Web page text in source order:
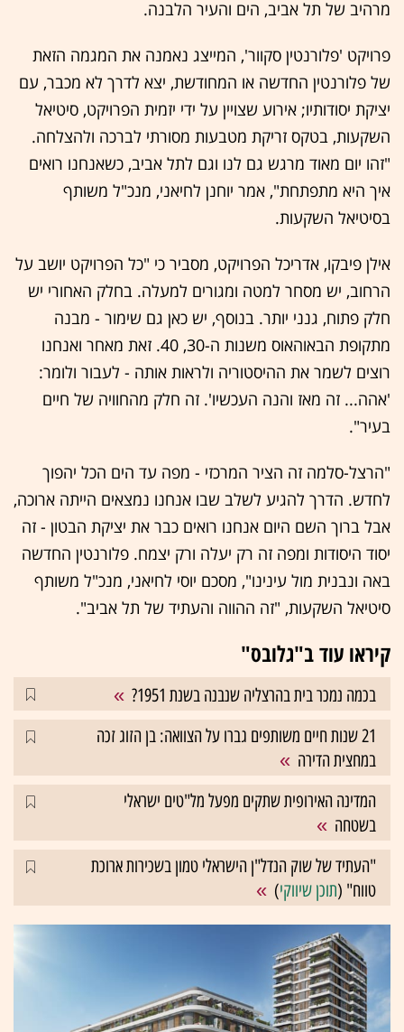
מרהיב של תל אביב, הים והעיר הלבנה.
פרויקט 'פלורנטין סקוור', המייצג נאמנה את המגמה הזאת
של פלורנטין החדשה או המחודשת, יצא לדרך לא מכבר, עם
יציקת יסודותיו; אירוע שצויין על ידי יזמית הפרויקט, סיטיאל
השקעות, בטקס זריקת מטבעות מסורתי לברכה ולהצלחה.
"זהו יום מאוד מרגש גם לנו וגם לתל אביב, כשאנחנו רואים
איך היא מתפתחת", אמר יוחנן לחיאני, מנכ"ל משותף
בסיטיאל השקעות.
אילן פיבקו, אדריכל הפרויקט, מסביר כי "כל הפרויקט יושב על
הרחוב, יש מסחר למטה ומגורים למעלה. בחלק האחורי יש
חלק פתוח, גנני יותר. בנוסף, יש כאן גם שימור - מבנה
מתקופת הבאוהאוס משנות ה-30, 40. זאת מאחר ואנחנו
רוצים לשמר את ההיסטוריה ולראות אותה - לעבור ולומר:
'אהה... זה מאז והנה העכשיו'. זה חלק מהחוויה של חיים
בעיר".
"הרצל-סלמה זה הציר המרכזי - מפה עד הים הכל יהפוך
לחדש. הדרך להגיע לשלב שבו אנחנו נמצאים הייתה ארוכה,
אבל ברוך השם היום אנחנו רואים כבר את יציקת הבטון - זה
יסוד היסודות ומפה זה רק יעלה ורק יצמח. פלורנטין החדשה
באה ונבנית מול עינינו", מסכם יוסי לחיאני, מנכ"ל משותף
סיטיאל השקעות, "זה ההווה והעתיד של תל אביב".
קיראו עוד ב"גלובס"
בכמה נמכר בית בהרצליה שנבנה בשנת 1951?
21 שנות חיים משותפים גברו על הצוואה: בן הזוג זכה
במחצית הדירה
המדינה האירופית שתקים מפעל מל"טים ישראלי
בשטחה
"העתיד של שוק הנדל"ן הישראלי טמון בשכירות ארוכת
טווח" (תוכן שיווקי)